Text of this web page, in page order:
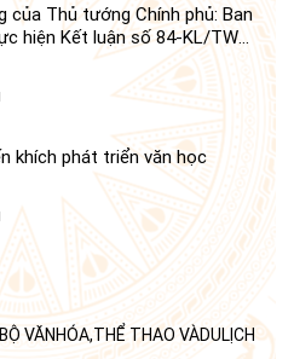
Thủ tướng Chính phủ: Ban
hiện Kết luận số 84-KL/TW
Bộ Chính trị tiếp tục thực
ngày 16 tháng 6 năm 2008
tục xây dựng và phát triển
kỳ mới"
khích phát triển văn học
VĂNHÓA,THỂ THAO VÀDULỊCH